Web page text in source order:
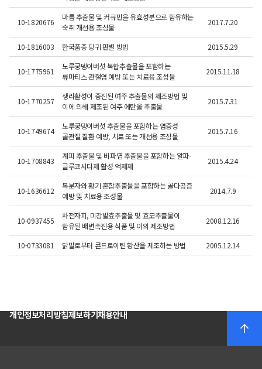
10-1820676
마름 추출물 및 커큐민을 유효성분으로 함유하는
숙취 개선용 조성물​
2017.7.20
10-1816003 한국품종 당귀 판별 방법 2015.5.29
10-1775961
노루궁뎅이버섯 복합추출물을 포함하는
류마티스 관절염 예방 또는 치료용 조성물
2015.11.18
10-1770257
생리활성이 증진된 여주 추출물의 제조방법 및
이에 의해 제조된 여주 에탄올 추출물
2015.7.31
10-1749674
노루궁뎅이버섯 추출물을 포함하는 염증성
골관절 질환 예방, 치료 또는 개선용 조성물
2015.7.16
10-1708843
계피 추출물 및 비파엽 추출물을 포함하는 알파-
글루코시다제 활성 억제제
2015.4.24
10-1636612
복분자와 황기 혼합추출물을 포함하는 골다공증
예방 및 치료용 조성물
2014.7.9
10-0937455
차전자피, 미강발효추출물 및 효모추출물이
함유된 배변촉진용 식품 및 이의 제조방법
2008.12.16
10-0733081 닭발로부터 콘드로이틴 황산을 제조하는 방법 2005.12.14
개인정보처리방침제보하기채용안내